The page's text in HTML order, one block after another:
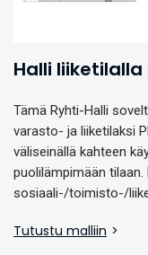
Halli
Tämä Ryhti-Halli
varasto- ja liiketilaksi
väliseinällä kahteen
puolilämpimään tilaan.
sosiaali-/toimisto-/
Tutustu malliin